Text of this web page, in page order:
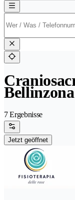
7 Ergebnisse
Jetzt geöffnet